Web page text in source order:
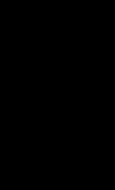
BEN ALI, SERA-T-IL ENTERRÉ EN